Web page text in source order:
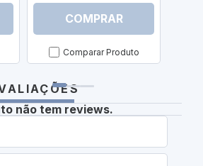
COMPRAR
Comparar Produto
não tem reviews.